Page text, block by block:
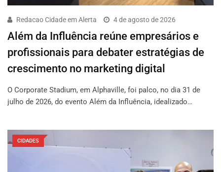
Redacao Cidade em Alerta 4 de agosto de 2026
Além da Influência reúne empresários e
profissionais para debater estratégias de
crescimento no marketing digital
O Corporate Stadium, em Alphaville, foi palco, no dia 31 de
julho de 2026, do evento Além da Influência, idealizado…
CIDADES